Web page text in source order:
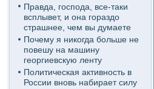
Правда, господа, все-таки
всплывет, и она гораздо
страшнее, чем вы думаете
Почему я никогда больше не
повешу на машину
георгиевскую ленту
Политическая активность в
России вновь набирает силу